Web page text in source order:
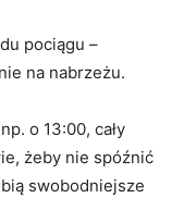
pociągu –
na nabrzeżu.
o 13:00, cały
żeby nie spóźnić
swobodniejsze